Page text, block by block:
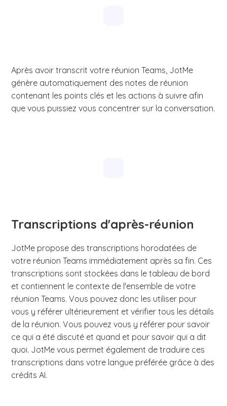
Après avoir transcrit votre réunion Teams, JotMe
génère automatiquement des notes de réunion
contenant les points clés et les actions à suivre afin
que vous puissiez vous concentrer sur la conversation.
Transcriptions d'après-réunion
JotMe propose des transcriptions horodatées de
votre réunion Teams immédiatement après sa fin. Ces
transcriptions sont stockées dans le tableau de bord
et contiennent le contexte de l'ensemble de votre
réunion Teams. Vous pouvez donc les utiliser pour
vous y référer ultérieurement et vérifier tous les détails
de la réunion. Vous pouvez vous y référer pour savoir
ce qui a été discuté et quand et pour savoir qui a dit
quoi. JotMe vous permet également de traduire ces
transcriptions dans votre langue préférée grâce à des
crédits AI.